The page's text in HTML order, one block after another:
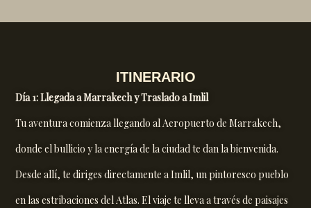
ITINERARIO
Día 1: Llegada a Marrakech y Traslado a Imlil
Tu aventura comienza llegando al Aeropuerto de Marrakech,
donde el bullicio y la energía de la ciudad te dan la bienvenida.
Desde allí, te diriges directamente a Imlil, un pintoresco pueblo
en las estribaciones del Atlas. El viaje te lleva a través de paisajes